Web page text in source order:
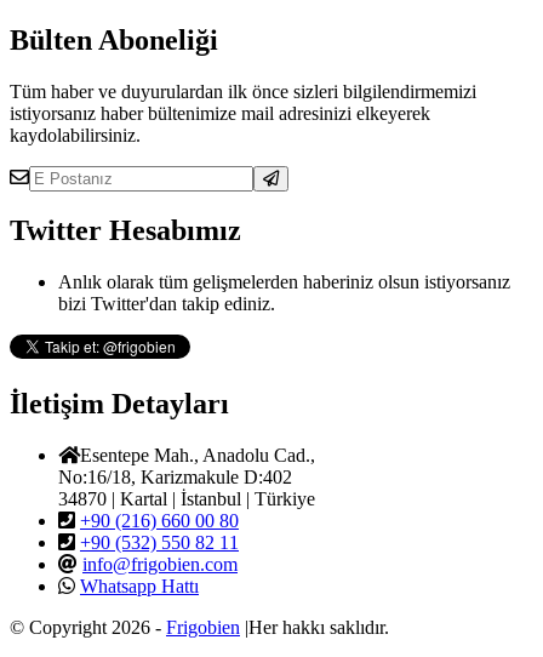
Bülten Aboneliği
Tüm haber ve duyurulardan ilk önce sizleri bilgilendirmemizi
istiyorsanız haber bültenimize mail adresinizi elkeyerek
kaydolabilirsiniz.
Twitter Hesabımız
Anlık olarak tüm gelişmelerden haberiniz olsun istiyorsanız
bizi Twitter'dan takip ediniz.
İletişim Detayları
Esentepe Mah., Anadolu Cad.,
No:16/18, Karizmakule D:402
34870 | Kartal | İstanbul | Türkiye
+90 (216) 660 00 80
+90 (532) 550 82 11
info@frigobien.com
Whatsapp Hattı
© Copyright 2026 - Frigobien |Her hakkı saklıdır.